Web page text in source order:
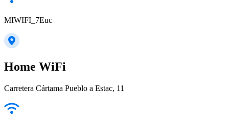
MIWIFI_7Euc
Home WiFi
Carretera Cártama Pueblo a Estac, 11